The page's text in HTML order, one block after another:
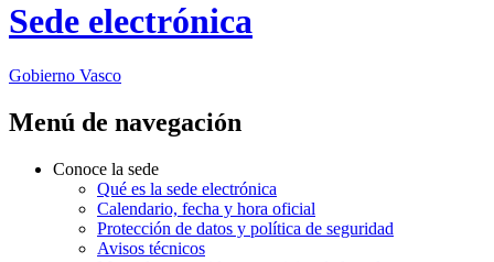
Sede electrónica
Gobierno Vasco
Menú de navegación
Conoce la sede
Qué es la sede electrónica
Calendario, fecha y hora oficial
Protección de datos y política de seguridad
Avisos técnicos